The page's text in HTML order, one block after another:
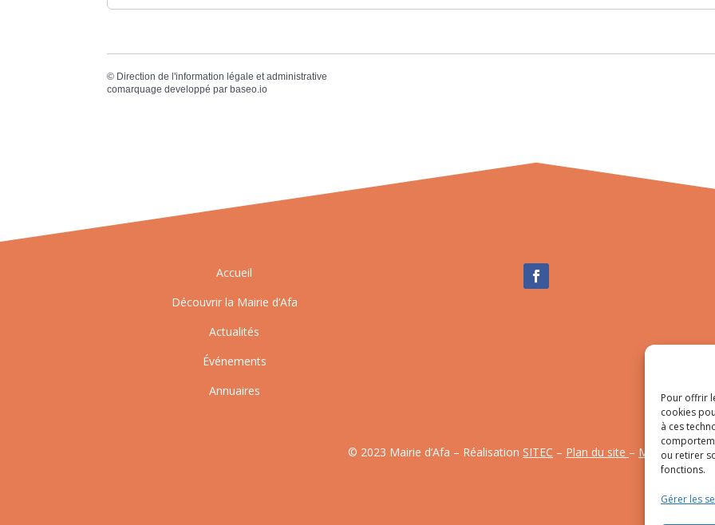
Pour offrir
cookies
à ces
ou retirer
fonctions.
Gérer les
© Direction de l'information légale et administrative
comarquage developpé par baseo.io
Accueil
Découvrir la Mairie d’Afa
Actualités
Événements
Annuaires
© 2023 Mairie d’Afa – Réalisation SITEC – Plan du site – Mention